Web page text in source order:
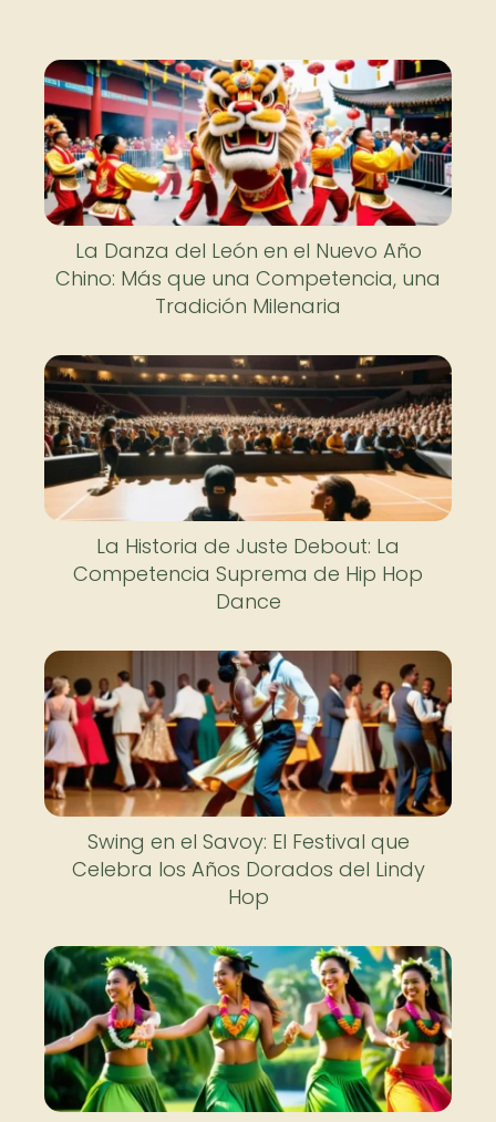
La Danza del León en el Nuevo Año
Chino: Más que una Competencia, una
Tradición Milenaria
La Historia de Juste Debout: La
Competencia Suprema de Hip Hop
Dance
Swing en el Savoy: El Festival que
Celebra los Años Dorados del Lindy
Hop